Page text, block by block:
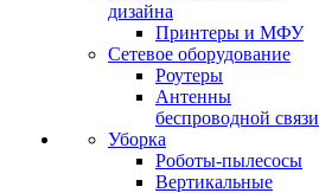
дизайна
Принтеры и МФУ
Сетевое оборудование
Роутеры
Антенны
беспроводной связи
Уборка
Роботы-пылесосы
Вертикальные